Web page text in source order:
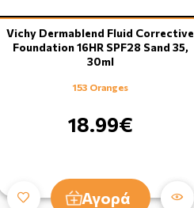
Vichy Dermablend Fluid Corrective
Foundation 16HR SPF28 Sand 35,
30ml
153 Oranges
18.99€
Αγορά